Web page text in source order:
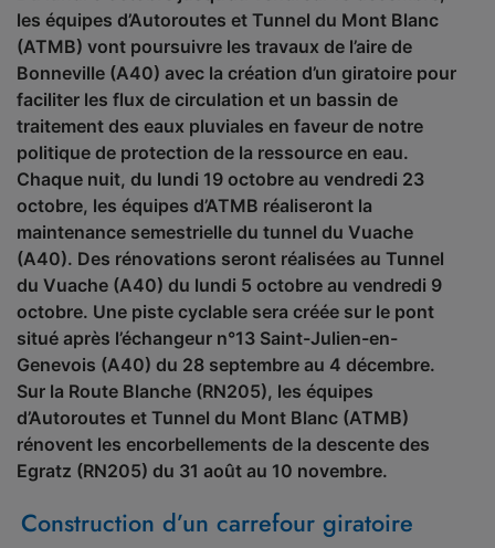
les équipes d’Autoroutes et Tunnel du Mont Blanc
(ATMB) vont poursuivre les travaux de l’aire de
Bonneville (A40) avec la création d’un giratoire pour
faciliter les flux de circulation et un bassin de
traitement des eaux pluviales en faveur de notre
politique de protection de la ressource en eau.
Chaque nuit, du lundi 19 octobre au vendredi 23
octobre, les équipes d’ATMB réaliseront la
maintenance semestrielle du tunnel du Vuache
(A40). Des rénovations seront réalisées au Tunnel
du Vuache (A40) du lundi 5 octobre au vendredi 9
octobre. Une piste cyclable sera créée sur le pont
situé après l’échangeur n°13 Saint-Julien-en-
Genevois (A40) du 28 septembre au 4 décembre.
Sur la Route Blanche (RN205), les équipes
d’Autoroutes et Tunnel du Mont Blanc (ATMB)
rénovent les encorbellements de la descente des
Egratz (RN205) du 31 août au 10 novembre.
Construction d’un carrefour giratoire